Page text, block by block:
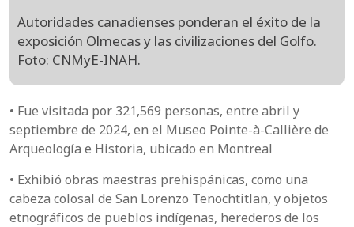
Autoridades canadienses ponderan el éxito de la
exposición Olmecas y las civilizaciones del Golfo.
Foto: CNMyE-INAH.
• Fue visitada por 321,569 personas, entre abril y
septiembre de 2024, en el Museo Pointe-à-Callière de
Arqueología e Historia, ubicado en Montreal
• Exhibió obras maestras prehispánicas, como una
cabeza colosal de San Lorenzo Tenochtitlan, y objetos
etnográficos de pueblos indígenas, herederos de los